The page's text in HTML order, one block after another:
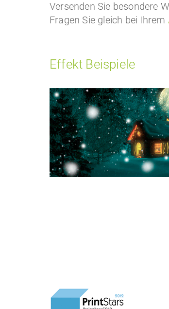
Versenden Sie besondere
Fragen Sie gleich bei Ihrem
Effekt Beispiele